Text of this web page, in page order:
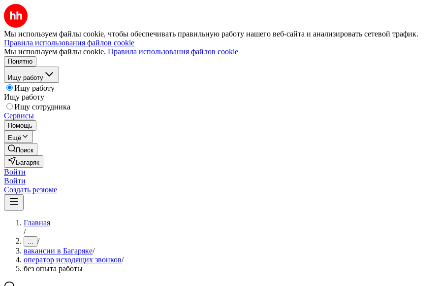
Мы используем файлы cookie, чтобы обеспечивать правильную работу нашего веб-сайта и анализировать сетевой трафик.
Правила использования файлов cookie
Мы используем файлы cookie. Правила использования файлов cookie
Понятно
Ищу работу
Ищу работу
Ищу работу
Ищу сотрудника
Сервисы
Помощь
Ещё
Поиск
Багаряк
Войти
Войти
Создать резюме
Главная
/
... /
вакансии в Багаряке/
оператор исходящих звонков/
без опыта работы